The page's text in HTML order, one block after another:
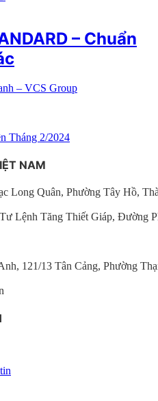
– Chuẩn
– VCS Group
Tháng 2/2024
NAM
Long Quân, Phường Tây Hồ,
Lệnh Tăng Thiết Giáp, Đường
121/13 Tân Cảng, Phường